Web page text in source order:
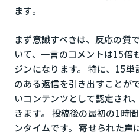
ます。
まず意識すべきは、反応の質
いて、一言のコメントは15倍
ジンになります。 特に、15
のある返信を引き出すことが
いコンテンツとして認定され
きます。 投稿後の最初の1時
ンタイムです。 寄せられた声